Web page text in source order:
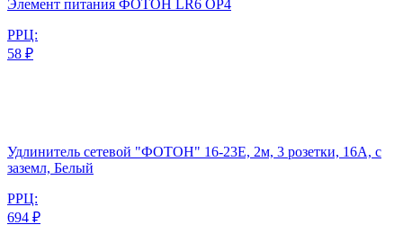
Элемент питания ФОТОН LR6 ОP4
РРЦ:
58 ₽
Удлинитель сетевой "ФОТОН" 16-23Е, 2м, 3 розетки, 16А, с
заземл, Белый
РРЦ:
694 ₽